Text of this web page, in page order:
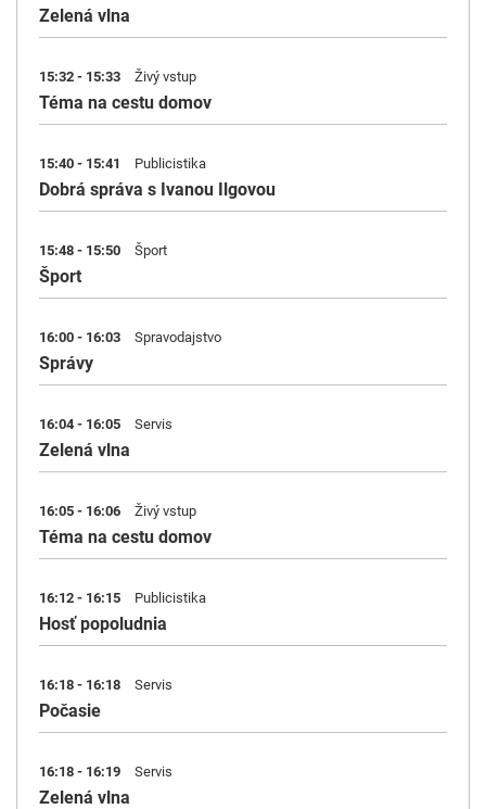
Zelená vlna
15:32 - 15:33 Živý vstup
Téma na cestu domov
15:40 - 15:41 Publicistika
Dobrá správa s Ivanou Ilgovou
15:48 - 15:50 Šport
Šport
16:00 - 16:03 Spravodajstvo
Správy
16:04 - 16:05 Servis
Zelená vlna
16:05 - 16:06 Živý vstup
Téma na cestu domov
16:12 - 16:15 Publicistika
Hosť popoludnia
16:18 - 16:18 Servis
Počasie
16:18 - 16:19 Servis
Zelená vlna